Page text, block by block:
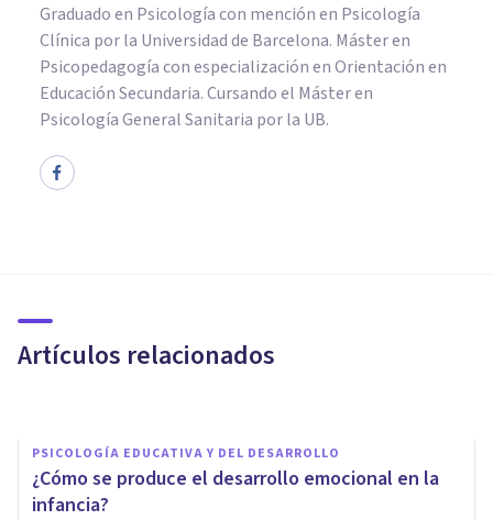
Graduado en Psicología con mención en Psicología
Clínica por la Universidad de Barcelona. Máster en
Psicopedagogía con especialización en Orientación en
Educación Secundaria. Cursando el Máster en
Psicología General Sanitaria por la UB.
Artículos relacionados
dedican?
PSICOLOGÍA EDUCATIVA Y DEL DESARROLLO
¿Cómo se produce el desarrollo emocional en la
infancia?